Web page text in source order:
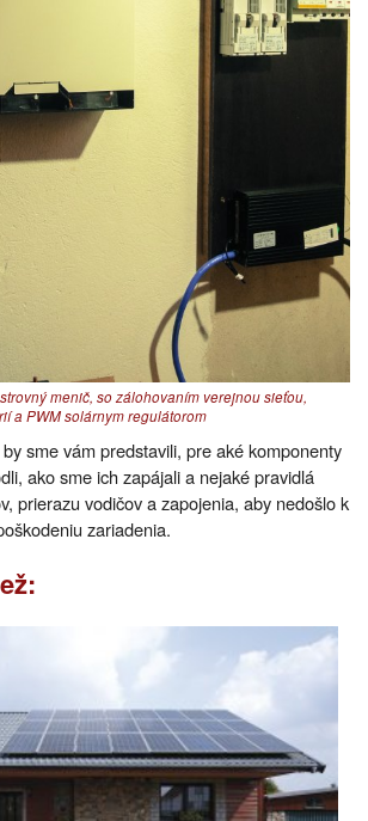
menič, so zálohovaním verejnou sieťou,
a PWM solárnym regulátorom
sme vám predstavili, pre aké komponenty
ako sme ich zapájali a nejaké pravidlá
prierazu vodičov a zapojenia, aby nedošlo k
zariadenia.